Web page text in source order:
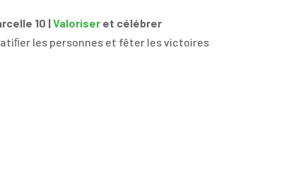
10 |Valoriser et célébrer
les personnes et fêter les victoires